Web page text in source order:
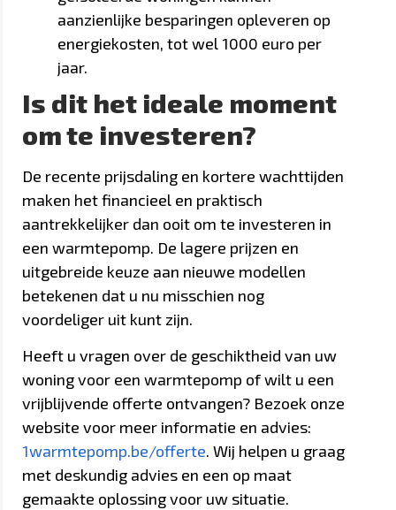
aanzienlijke besparingen opleveren op
energiekosten, tot wel 1000 euro per
jaar.
Is dit het ideale moment
om te investeren?
De recente prijsdaling en kortere wachttijden
maken het financieel en praktisch
aantrekkelijker dan ooit om te investeren in
een warmtepomp. De lagere prijzen en
uitgebreide keuze aan nieuwe modellen
betekenen dat u nu misschien nog
voordeliger uit kunt zijn.
Heeft u vragen over de geschiktheid van uw
woning voor een warmtepomp of wilt u een
vrijblijvende offerte ontvangen? Bezoek onze
website voor meer informatie en advies:
1warmtepomp.be/offerte. Wij helpen u graag
met deskundig advies en een op maat
gemaakte oplossing voor uw situatie.